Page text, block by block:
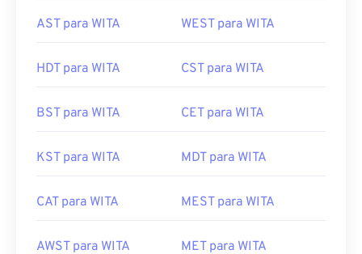
AST para WITA WEST para WITA
HDT para WITA CST para WITA
BST para WITA CET para WITA
KST para WITA MDT para WITA
CAT para WITA MEST para WITA
AWST para WITA MET para WITA